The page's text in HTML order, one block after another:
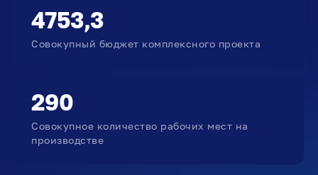
4753,3
Совокупный бюджет комплексного проекта
290
Совокупное количество рабочих мест на
производстве